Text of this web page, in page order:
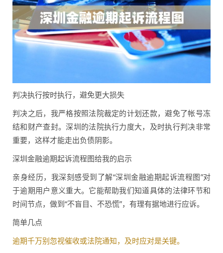
判决执行按时执行，避免更大损失
判决之后，我严格按照法院裁定的计划还款，避免了帐号冻
结和财产查封。深圳的法院执行力度大，及时执行判决非常
重要，这样才能走出负债阴影。
深圳金融逾期起诉流程图给我的启示
亲身经历，我深刻感受到了解“深圳金融逾期起诉流程图”对
于逾期用户意义重大。它能帮助我们知道具体的法律环节和
时间节点，做到“不盲目、不恐慌”，有理有据地进行应诉。
简单几点
逾期千万别忽视催收或法院通知，及时应对是关键。